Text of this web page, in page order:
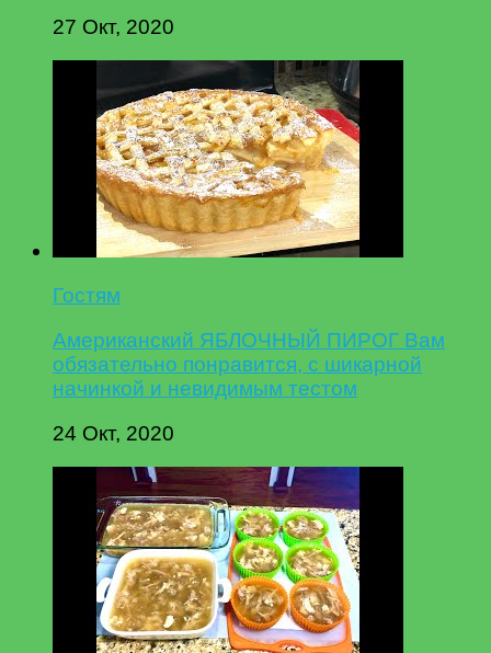
27 Окт, 2020
Гостям
Американский ЯБЛОЧНЫЙ ПИРОГ Вам
обязательно понравится, с шикарной
начинкой и невидимым тестом
24 Окт, 2020